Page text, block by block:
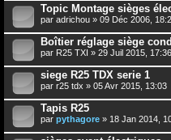
Topic Montage sièges
par adrichou » 09 Déc 2006,
Boîtier réglage siège
par R25 TXI » 29 Juil 2015, 17:36
siege R25 TDX serie 1
par r25 tdx » 05 Avr 2015, 13:03
Tapis R25
par pythagore » 18 Jan 2014,